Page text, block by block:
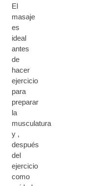
El
masaje
es
ideal
antes
de
hacer
ejercicio
para
preparar
la
musculatura
y ,
después
del
ejercicio
como